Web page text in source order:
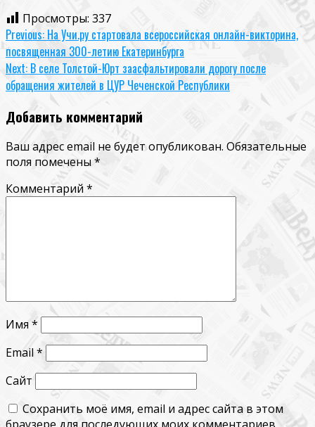
Просмотры: 337
Continue
Reading
Previous: На Учи.ру стартовала всероссийская онлайн-викторина,
посвященная 300-летию Екатеринбурга
Next: В селе Толстой-Юрт заасфальтировали дорогу после
обращения жителей в ЦУР Чеченской Республики
Добавить комментарий
Ваш адрес email не будет опубликован. Обязательные
поля помечены*
Комментарий *
Имя *
Email*
Сайт
Сохранить моё имя, email и адрес сайта в этом